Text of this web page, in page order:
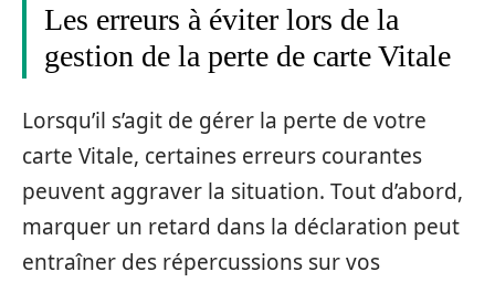
Les erreurs à éviter lors de la
gestion de la perte de carte Vitale
Lorsqu’il s’agit de gérer la perte de votre
carte Vitale, certaines erreurs courantes
peuvent aggraver la situation. Tout d’abord,
marquer un retard dans la déclaration peut
entraîner des répercussions sur vos